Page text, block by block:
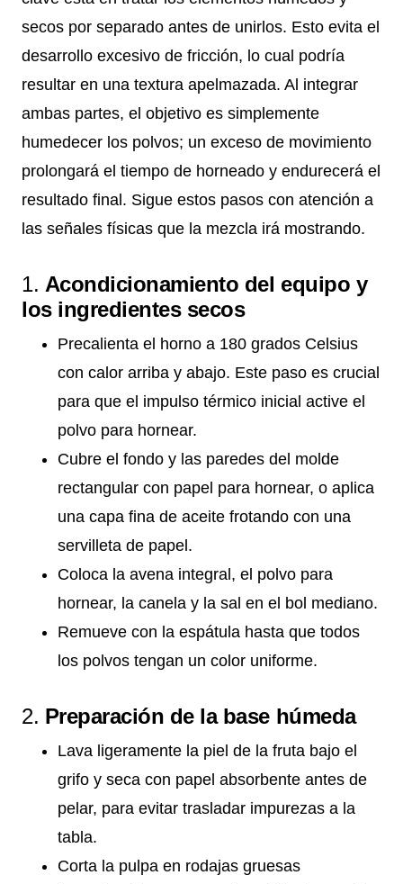
secos por separado antes de unirlos. Esto evita el
desarrollo excesivo de fricción, lo cual podría
resultar en una textura apelmazada. Al integrar
ambas partes, el objetivo es simplemente
humedecer los polvos; un exceso de movimiento
prolongará el tiempo de horneado y endurecerá el
resultado final. Sigue estos pasos con atención a
las señales físicas que la mezcla irá mostrando.
1. Acondicionamiento del equipo y
los ingredientes secos
Precalienta el horno a 180 grados Celsius
con calor arriba y abajo. Este paso es crucial
para que el impulso térmico inicial active el
polvo para hornear.
Cubre el fondo y las paredes del molde
rectangular con papel para hornear, o aplica
una capa fina de aceite frotando con una
servilleta de papel.
Coloca la avena integral, el polvo para
hornear, la canela y la sal en el bol mediano.
Remueve con la espátula hasta que todos
los polvos tengan un color uniforme.
2. Preparación de la base húmeda
Lava ligeramente la piel de la fruta bajo el
grifo y seca con papel absorbente antes de
pelar, para evitar trasladar impurezas a la
tabla.
Corta la pulpa en rodajas gruesas